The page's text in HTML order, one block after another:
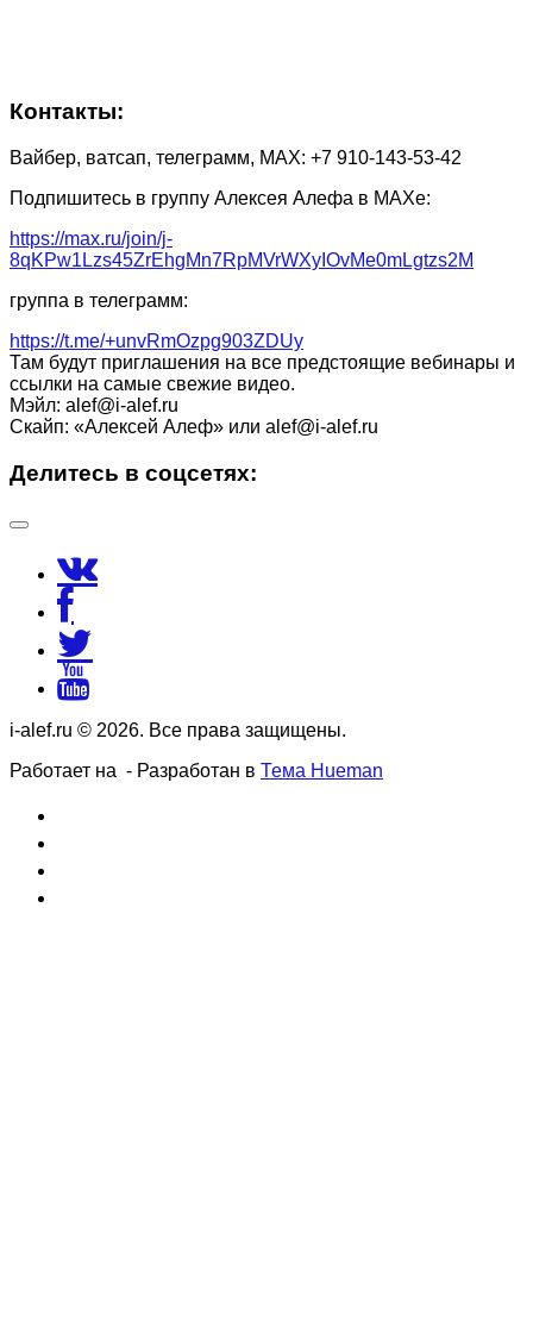
Контакты:
Вайбер, ватсап, телеграмм, МАХ: +7 910-143-53-42
Подпишитесь в группу Алексея Алефа в МАХе:
https://max.ru/join/j-
8qKPw1Lzs45ZrEhgMn7RpMVrWXyIOvMe0mLgtzs2M
группа в телеграмм:
https://t.me/+unvRmOzpg903ZDUy
Там будут приглашения на все предстоящие вебинары и
ссылки на самые свежие видео.
Мэйл: alef@i-alef.ru
Скайп: «Алексей Алеф» или alef@i-alef.ru
Делитесь в соцсетях:
i-alef.ru © 2026. Все права защищены.
Работает на - Разработан в Тема Hueman